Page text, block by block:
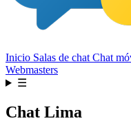
Inicio Salas de chat Chat
Webmasters
☰
Chat Lima